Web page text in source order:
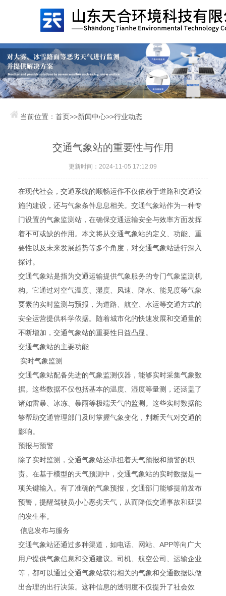
当前位置：首页>>新闻中心>>行业动态
交通气象站的重要性与作用
更新时间：2024-11-05 17:12:09
在现代社会，交通系统的顺畅运作不仅依赖于道路和交通设
施的建设，还与气象条件息息相关。交通气象站作为一种专
门设置的气象监测站，在确保交通运输安全与效率方面发挥
着不可或缺的作用。本文将从交通气象站的定义、功能、重
要性以及未来发展趋势等多个角度，对交通气象站进行深入
探讨。
交通气象站是指为交通运输提供气象服务的专门气象监测机
构。它通过对空气温度、湿度、风速、降水、能见度等气象
要素的实时监测与预报，为道路、航空、水运等交通方式的
安全运营提供科学依据。随着城市化的快速发展和交通量的
不断增加，交通气象站的重要性日益凸显。
交通气象站的主要功能
实时气象监测
交通气象站配备先进的气象监测仪器，能够实时采集气象数
据。这些数据不仅包括基本的温度、湿度等量测，还涵盖了
诸如雷暴、冰冻、暴雨等极端天气的监测。这些实时数据能
够帮助交通管理部门及时掌握气象变化，判断天气对交通的
影响。
预报与预警
除了实时监测，交通气象站还承担着天气预报和预警的职
责。在基于模型的天气预测中，交通气象站的实时数据是一
项关键输入。有了准确的气象预报，交通部门能够提前发布
预警，提醒驾驶员小心恶劣天气，从而降低交通事故和延误
的发生率。
信息发布与服务
交通气象站还通过多种渠道，如电话、网站、APP等向广大
用户提供气象信息和交通建议。司机、航空公司、运输企业
等，都可以通过交通气象站获得相关的气象和交通数据以做
出合理的出行决策。这种信息的透明度不仅提升了社会效